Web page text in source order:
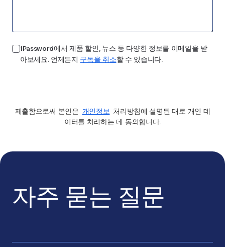
1Password에서 제품 할인, 뉴스 등 다양한 정보를 이메일을 받
아보세요. 언제든지 구독을 취소할 수 있습니다.
제출함으로써 본인은 개인정보 처리방침에 설명된 대로 개인 데
이터를 처리하는 데 동의합니다.
자주 묻는 질문